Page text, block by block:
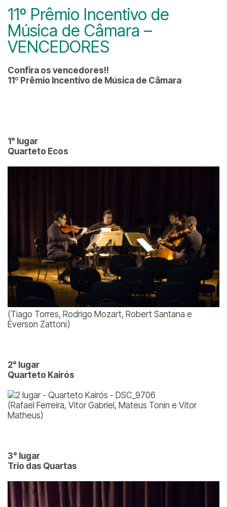
11º Prêmio Incentivo de
Música de Câmara –
VENCEDORES
Confira os vencedores!!
11º Prêmio Incentivo de Música de Câmara
1° lugar
Quarteto Ecos
(Tiago Torres, Rodrigo Mozart, Robert Santana e
Éverson Zattoni)
2° lugar
Quarteto Kairós
(Rafael Ferreira, Vitor Gabriel, Mateus Tonin e Vitor
Matheus)
3° lugar
Trio das Quartas